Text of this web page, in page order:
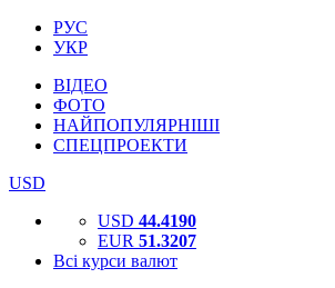
РУС
УКР
ВІДЕО
ФОТО
НАЙПОПУЛЯРНІШІ
СПЕЦПРОЕКТИ
USD
USD 44.4190
EUR 51.3207
Всі курси валют